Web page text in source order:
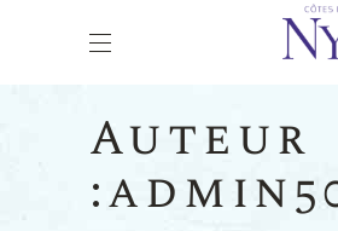
Auteur